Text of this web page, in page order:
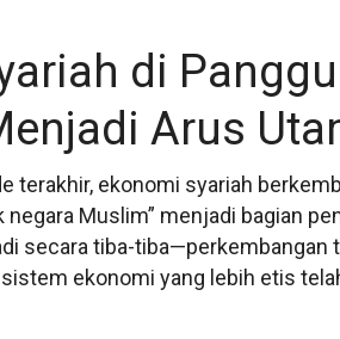
di
Arus
terakhir, ekonomi syariah
Muslim” menjadi bagian
secara tiba-tiba—perkembangan
ekonomi yang lebih etis